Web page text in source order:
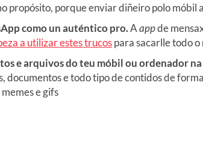
propósito, porque enviar diñeiro polo móbil
como un auténtico pro.Aappde
a utilizar estes trucospara sacarlle todo
e arquivos do teu móbil ou ordenador
documentos e todo tipo de contidos de
e gifs